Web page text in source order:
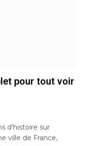
pour tout voir
d’histoire sur
ville de France,